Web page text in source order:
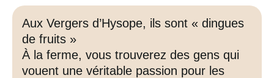
Aux Vergers d’Hysope, ils sont « dingues
de fruits »
À la ferme, vous trouverez des gens qui
vouent une véritable passion pour les